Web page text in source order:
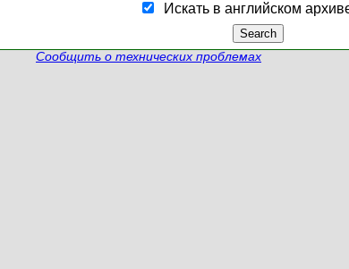
Искать в английском
Сообщить о технических проблемах